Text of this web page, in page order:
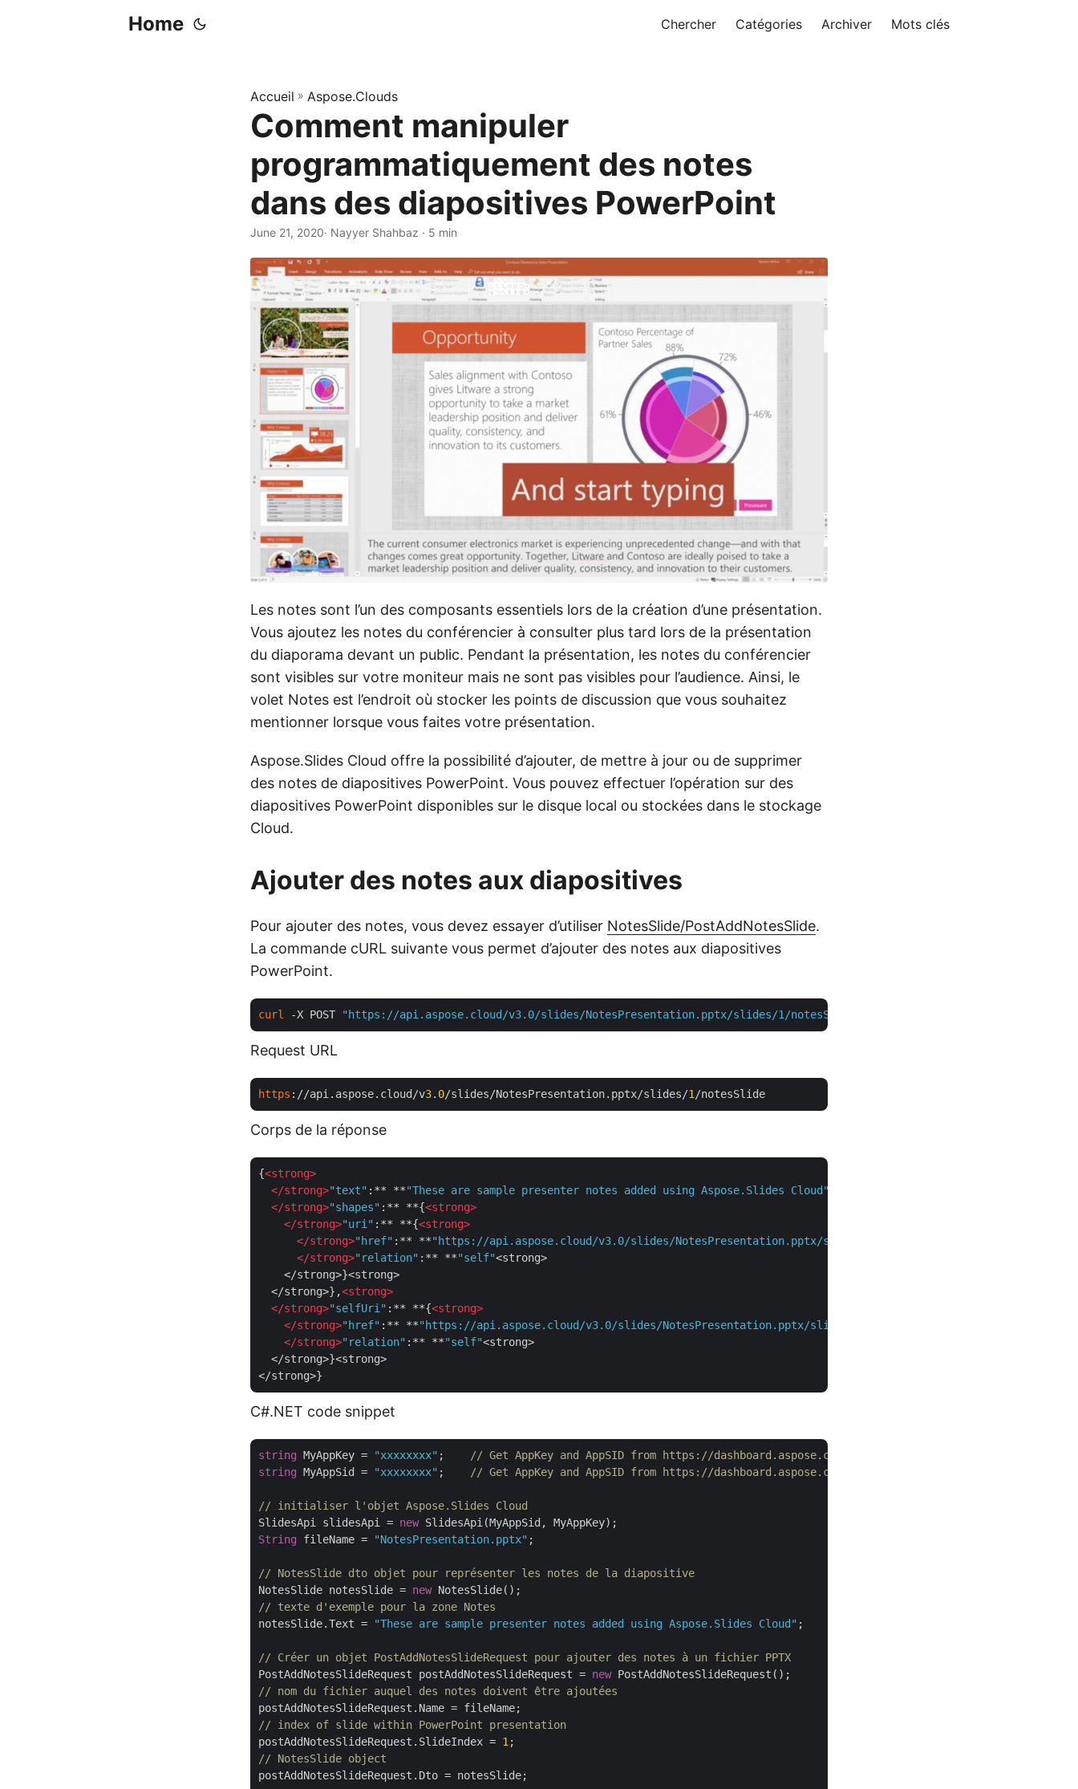
Home Chercher Catégories Archiver Mots clés
Accueil » Aspose.Clouds
Comment manipuler
programmatiquement des notes
dans des diapositives PowerPoint
June 21, 2020· Nayyer Shahbaz · 5 min
Les notes sont l’un des composants essentiels lors de la création d’une présentation.
Vous ajoutez les notes du conférencier à consulter plus tard lors de la présentation
du diaporama devant un public. Pendant la présentation, les notes du conférencier
sont visibles sur votre moniteur mais ne sont pas visibles pour l’audience. Ainsi, le
volet Notes est l’endroit où stocker les points de discussion que vous souhaitez
mentionner lorsque vous faites votre présentation.
Aspose.Slides Cloud offre la possibilité d’ajouter, de mettre à jour ou de supprimer
des notes de diapositives PowerPoint. Vous pouvez effectuer l’opération sur des
diapositives PowerPoint disponibles sur le disque local ou stockées dans le stockage
Cloud.
Ajouter des notes aux diapositives
Pour ajouter des notes, vous devez essayer d’utiliser NotesSlide/PostAddNotesSlide.
La commande cURL suivante vous permet d’ajouter des notes aux diapositives
PowerPoint.
curl -X POST "https://api.aspose.cloud/v3.0/slides/NotesPresentation.pptx/slides/1/notesSlide"
Request URL
https ://api.aspose.cloud/v3. 0/slides/NotesPresentation.pptx/slides/1
Corps de la réponse
{<strong>
</strong>"text" :** **"These are sample presenter notes added using Aspose.Slides Cloud"
</strong>"shapes" :** **{<strong>
</strong>"uri" :** **{<strong>
</strong>"href" :** **"https://api.aspose.cloud/v3.0/slides/NotesPresentation.pptx/slides/1/notesSlide/shapes"
</strong>"relation" :** **"self"<strong>
    </strong>}<strong>
  </strong>},
<strong>
</strong>"selfUri" :** **{<strong>
</strong>"href" :** **"https://api.aspose.cloud/v3.0/slides/NotesPresentation.pptx/slides/1/notesSlide"
</strong>"relation" :** **"self"<strong>
  </strong>}<strong>
C#.NET code snippet
string MyAppKey = "xxxxxxxx" ;
// Get AppKey and AppSID from https://dashboard.aspose.cloud/
string MyAppSid = "xxxxxxxx" ; // Get AppKey and AppSID from https://dashboard.aspose.cloud/
// initialiser l'objet Aspose.Slides Cloud
SlidesApi slidesApi = new
String fileName = "NotesPresentation.pptx" ;
// NotesSlide dto objet pour représenter les notes de la diapositive
NotesSlide notesSlide = new
// texte d'exemple pour la zone Notes
notesSlide.Text =
"These are sample presenter notes added using Aspose.Slides Cloud" ;
// Créer un objet PostAddNotesSlideRequest pour ajouter des notes à un fichier PPTX
PostAddNotesSlideRequest postAddNotesSlideRequest = new
// nom du fichier auquel des notes doivent être ajoutées
// index of slide within PowerPoint presentation
postAddNotesSlideRequest.SlideIndex = 1
// NotesSlide object
postAddNotesSlideRequest.Dto = notesSlide;